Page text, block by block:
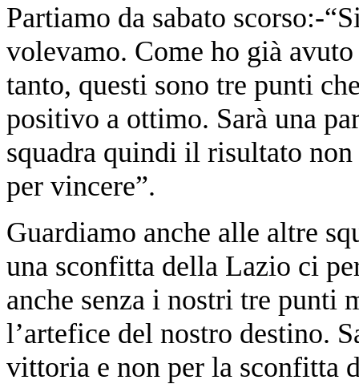
Partiamo da sabato scorso:-
volevamo. Come ho già
tanto, questi sono tre punti
positivo a ottimo. Sarà una
squadra quindi il risultato
per vincere”.
Guardiamo anche alle altre
una sconfitta della Lazio ci
anche senza i nostri tre punti
l’artefice del nostro destino.
vittoria e non per la sconfitta